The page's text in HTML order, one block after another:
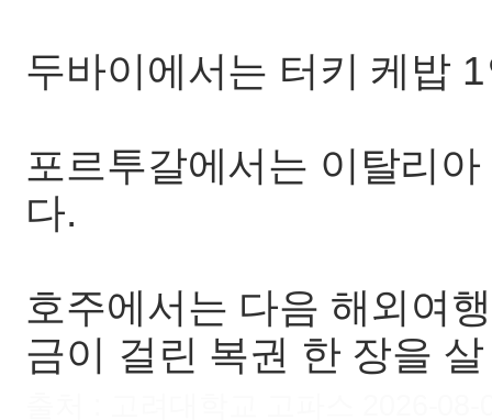
두바이에서는 터키 케밥
포르투갈에서는 이탈리
다.
호주에서는 다음 해외여
금이 걸린 복권 한 장을